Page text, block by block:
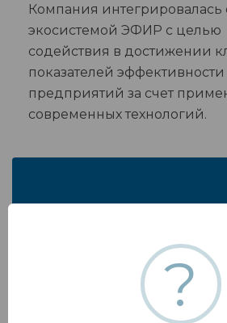
Компания интегрировалась
экосистемой ЭФИР с целью
содействия в достижении
показателей эффективности
предприятий за счет
современных технологий.
Чего мы
Наша компания
многопрофильную
?